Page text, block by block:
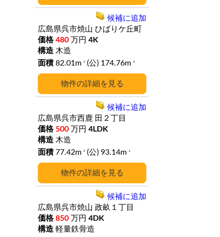
詳細
広島県呉市焼山 ひばりケ丘町
480 万円 4K
木造
82.01m
2 (公) 174.76m 2
候補に追加
詳細
広島県呉市西鹿 田２丁目
500 万円 4LDK
木造
77.42m
2 (公) 93.14m 2
候補に追加
広島県呉市焼山 政畝１丁目
850 万円 4DK
軽量鉄骨造
候補に追加